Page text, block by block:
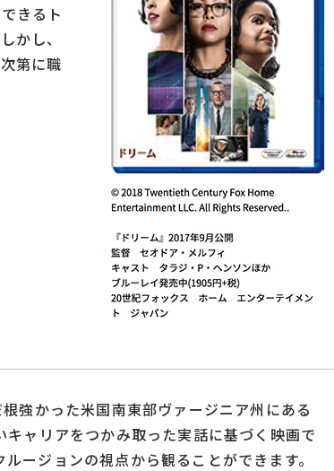
きるト
かし、
第に職
強かった米国南東部ヴァージニア州にある
ャリアをつかみ取った実話に基づく映画で
ージョンの視点から観ることができます。